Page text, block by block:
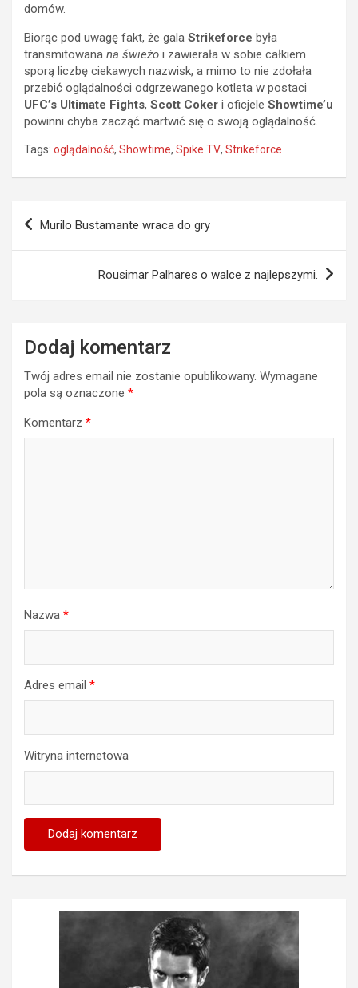
domów.
Biorąc pod uwagę fakt, że gala Strikeforce była
transmitowana na świeżo i zawierała w sobie całkiem
sporą liczbę ciekawych nazwisk, a mimo to nie zdołała
przebić oglądalności odgrzewanego kotleta w postaci
UFC’s Ultimate Fights, Scott Coker i oficjele Showtime’u
powinni chyba zacząć martwić się o swoją oglądalność.
Tags: oglądalność, Showtime, Spike TV, Strikeforce
Nawigacja
Murilo Bustamante wraca do gry
Rousimar Palhares o walce z najlepszymi.
Dodaj komentarz
Twój adres email nie zostanie opublikowany. Wymagane
pola są oznaczone *
Komentarz *
Nazwa *
Adres email *
Witryna internetowa